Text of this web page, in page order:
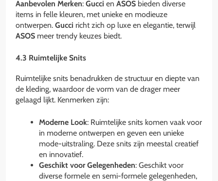
Aanbevolen Merken: Gucci en ASOS bieden diverse
items in felle kleuren, met unieke en modieuze
ontwerpen. Gucci richt zich op luxe en elegantie, terwijl
ASOS meer trendy keuzes biedt.
4.3 Ruimtelijke Snits
Ruimtelijke snits benadrukken de structuur en diepte van
de kleding, waardoor de vorm van de drager meer
gelaagd lijkt. Kenmerken zijn:
Moderne Look: Ruimtelijke snits komen vaak voor
in moderne ontwerpen en geven een unieke
mode-uitstraling. Deze snits zijn meestal creatief
en innovatief.
Geschikt voor Gelegenheden: Geschikt voor
diverse formele en semi-formele gelegenheden,